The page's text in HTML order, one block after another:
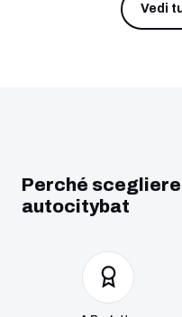
Vedi
Perché scegliere
autocitybat